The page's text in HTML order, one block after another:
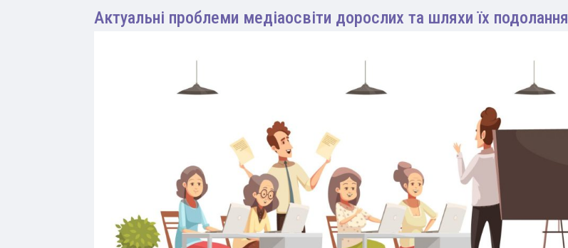
Актуальні проблеми медіаосвіти дорослих та шляхи їх подолання